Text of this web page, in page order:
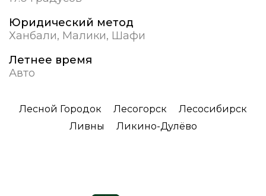
Юридический метод
Ханбали, Малики, Шафи
Летнее время
Авто
Лесной Городок Лесогорск
Лесосибирск
Ливны
Ликино-Дулёво